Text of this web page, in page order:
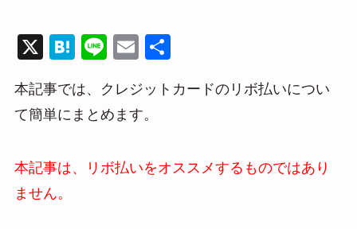
X
H
e
n
Li
e
E
ail
本記事では、クレジットカードのリボ払いについ
て簡単にまとめます。
本記事は、リボ払いをオススメするものではあり
ません。